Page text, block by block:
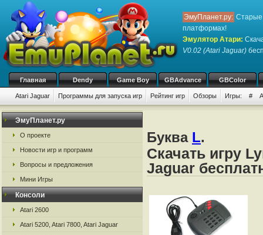
ЭмуПланет.ру: Старые
платформах!
Эмулятор Атари:
V0.02 (Atari Jaguar)
Главная Dendy Game Boy GBAdvance GBColor
Atari Jaguar Программы для запуска игр Рейтинг игр Обзоры Игры: # A
ЭмуПланет.ру
О проекте
Новости игр и программ
Вопросы и предложения
Мини Игры
Консоли
Atari 2600
Atari 5200, Atari 7800, Atari Jaguar
Буква L.
Скачать игру
Jaguar